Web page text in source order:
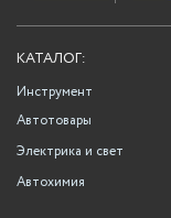
КАТАЛОГ:
Инструмент
Автотовары
Электрика и свет
Автохимия